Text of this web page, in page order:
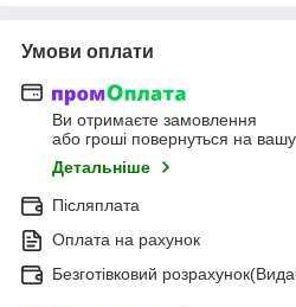
Умови оплати
Ви отримаєте замовлення
або гроші повернуться на вашу
Детальніше
Післяплата
Оплата на рахунок
Безготівковий